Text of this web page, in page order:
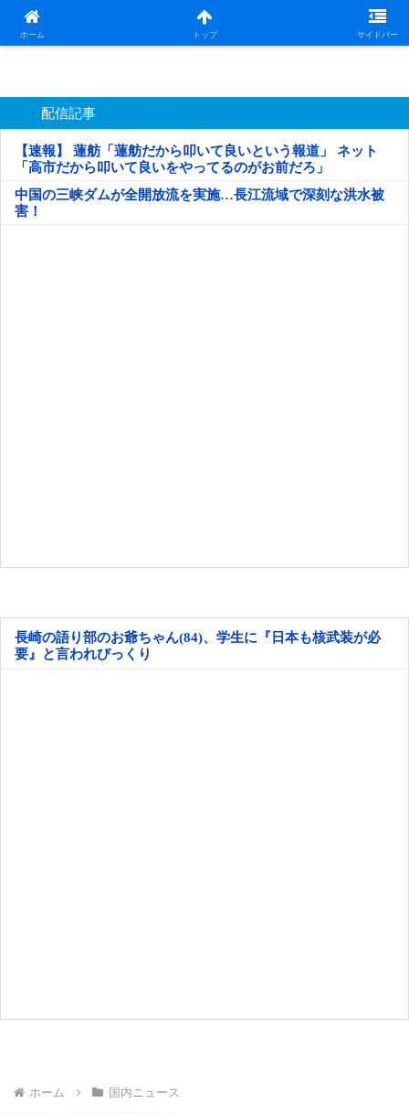
ホーム トップ サイドバー
日本第一！ニュース録
配信記事
【速報】 蓮舫「蓮舫だから叩いて良いという報道」 ネット
「高市だから叩いて良いをやってるのがお前だろ」
中国の三峡ダムが全開放流を実施…長江流域で深刻な洪水被
害！
長崎の語り部のお爺ちゃん(84)、学生に『日本も核武装が必
要』と言われびっくり
ホーム 国内ニュース